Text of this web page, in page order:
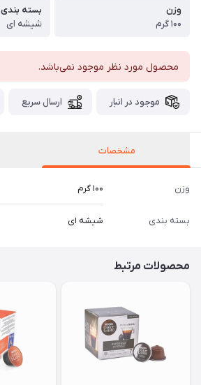
وزن
۱۰۰ گرم
بسته بندی
شیشه ای
محصول مورد نظر موجود نمی‌باشد.
موجود در انبار ارسال سریع
مشخصات
وزن ۱۰۰ گرم
بسته بندی شیشه ای
محصولات مرتبط